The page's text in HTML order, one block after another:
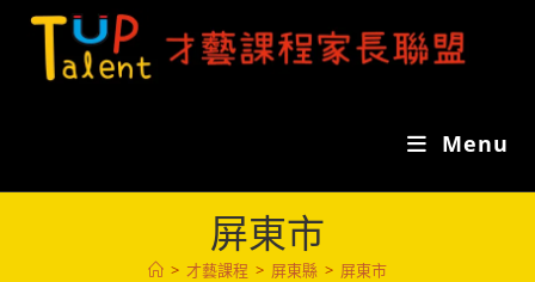
Skip
content
Menu
屏東市
> 才藝課程 > 屏東縣 > 屏東市